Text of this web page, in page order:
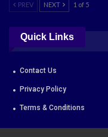
PREV NEXT 1 of 5
Quick Links
Contact Us
Privacy Policy
Terms & Conditions